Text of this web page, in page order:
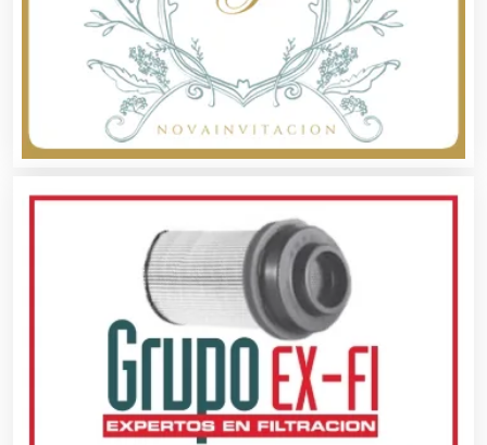
Aire Acondicionado
Alarmas
Alimentos
Almacenaje
Alquiler de Autos